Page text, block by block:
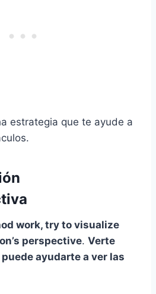
estrategia que te ayude a
work, try to visualize
perspective. Verte
ayudarte a ver las